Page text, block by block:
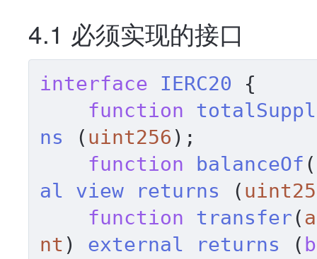
4.1 必须实现的接口
interface IERC20
{
function
ns ( uint256 ) ;
function
balanceOf (
al
view returns (
function
transfer(
nt ) external returns (